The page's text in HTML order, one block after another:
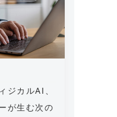
ジカルAI、
が生む次の